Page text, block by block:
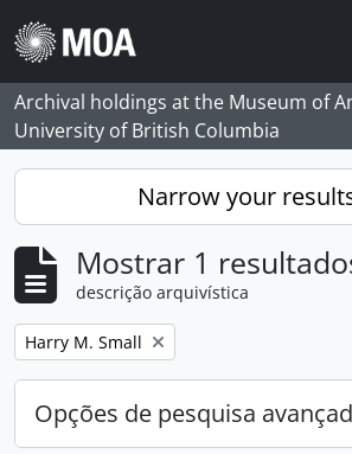
Skip to main content
Archival holdings at the Museum of
University of British Columbia
Narrow your
Mostrar 1
descrição arquivística
Remove filter:
Harry M. Small
Opções de pesquisa